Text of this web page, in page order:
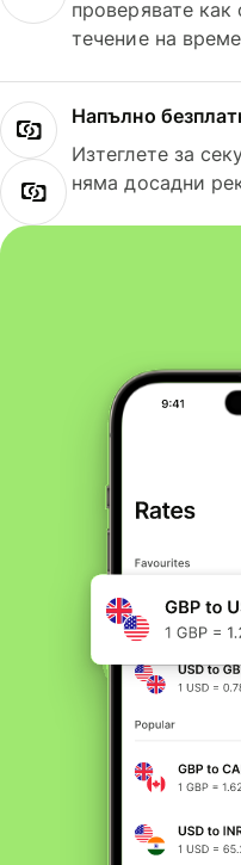
проверявате
течение на
Напълно
Изтеглете за
няма досадни